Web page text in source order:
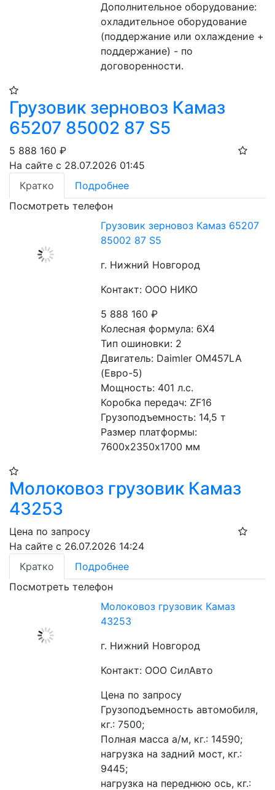
Дополнительное оборудование:
охладительное оборудование
(поддержание или охлаждение +
поддержание) - по
договоренности.
Грузовик зерновоз Камаз
65207 85002 87 S5
5 888 160 ₽
На сайте с 28.07.2026 01:45
Кратко
Подробнее
Посмотреть телефон
Грузовик зерновоз Камаз 65207
85002 87 S5
г. Нижний Новгород
Контакт: ООО НИКО
5 888 160₽
Колесная формула: 6Х4
Тип ошиновки: 2
Двигатель: Daimler OM457LA
(Евро-5)
Мощность: 401 л.с.
Коробка передач: ZF16
Грузоподъемность: 14,5 т
Размер платформы:
7600х2350х1700 мм
Молоковоз грузовик Камаз
43253
Цена по запросу
На сайте с 26.07.2026 14:24
Кратко
Подробнее
Посмотреть телефон
Молоковоз грузовик Камаз
43253
г. Нижний Новгород
Контакт: ООО СилАвто
Цена по запросу
Грузоподъемность автомобиля,
кг.: 7500;
Полная масса а/м, кг.: 14590;
нагрузка на задний мост, кг.:
9445;
нагрузка на переднюю ось, кг.: